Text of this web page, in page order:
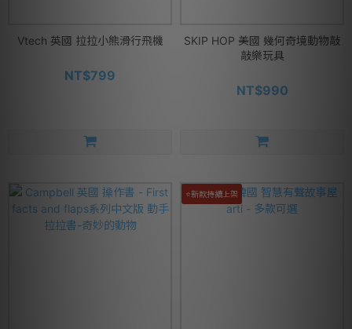
Vtech 英國 拉拉小熊滑行飛機
NT$799
SKIP HOP 美國 幾何奇境動物敲
敲樂玩具
NT$990
⭐新款持續上架